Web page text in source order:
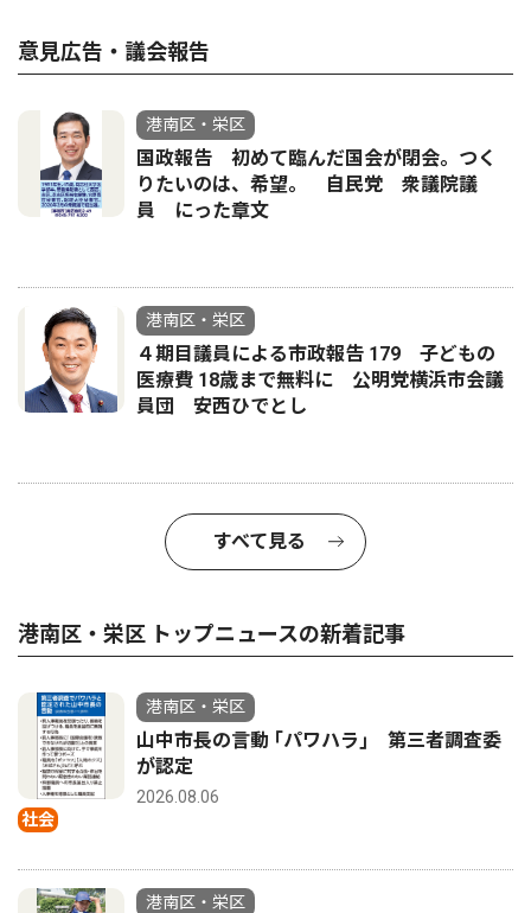
意見広告・議会報告
港南区・栄区
国政報告 初めて臨んだ国会が閉会。つく
りたいのは、希望。 自民党 衆議院議
員 にった章文
港南区・栄区
４期目議員による市政報告 179 子どもの
医療費 18歳まで無料に 公明党横浜市会議
員団 安西ひでとし
すべて見る
港南区・栄区 トップニュースの新着記事
社会
港南区・栄区
山中市長の言動 ｢パワハラ｣ 第三者調査委
が認定
2026.08.06
港南区・栄区